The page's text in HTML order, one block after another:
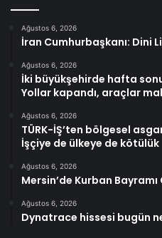
Ağustos 6, 2026
İran Cumhurbaşkanı: Dini
Ağustos 6, 2026
İki büyükşehirde hafta
Yollar kapandı, araçlar
Ağustos 6, 2026
TÜRK-İŞ’ten bölgesel
İşçiye de ülkeye de kötülük
Ağustos 6, 2026
Mersin’de Kurban
Ağustos 6, 2026
Dynatrace hissesi bugün